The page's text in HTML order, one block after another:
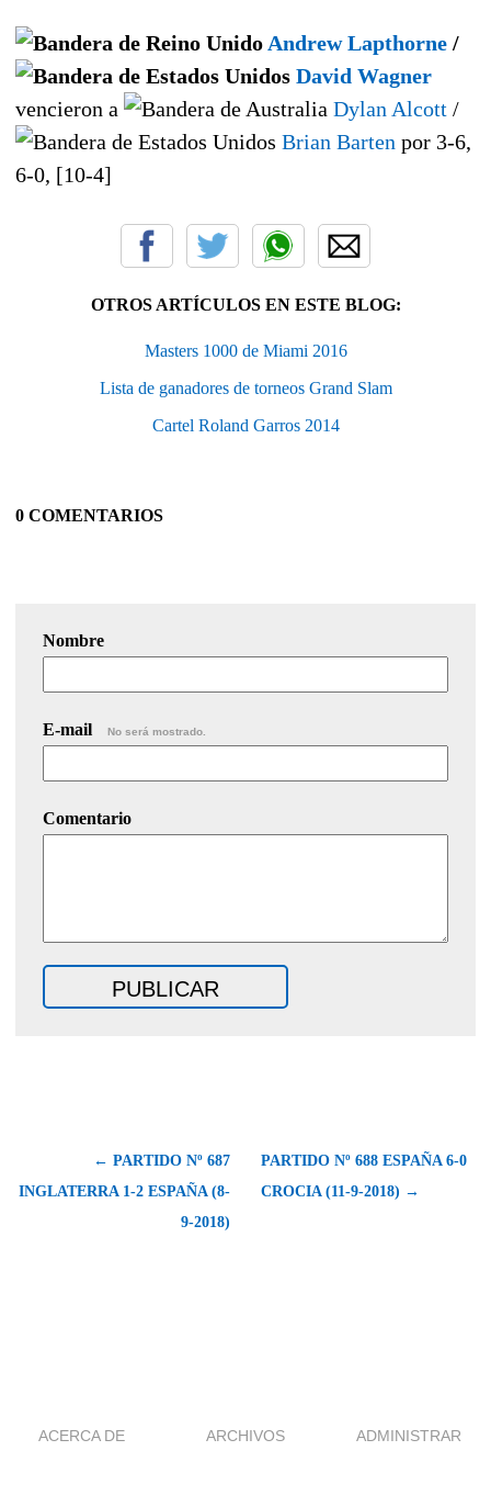
Andrew Lapthorne /
David Wagner
vencieron a
Dylan Alcott /
Brian Barten por 3-6,
6-0, [10-4]
OTROS ARTÍCULOS EN ESTE BLOG:
Masters 1000 de Miami 2016
Lista de ganadores de torneos Grand Slam
Cartel Roland Garros 2014
0 COMENTARIOS
Nombre
E-mail No será mostrado.
Comentario
← PARTIDO Nº 687
INGLATERRA 1-2 ESPAÑA (8-
9-2018)
PARTIDO Nº 688 ESPAÑA 6-0
CROCIA (11-9-2018) →
ACERCA DE ARCHIVOS ADMINISTRAR